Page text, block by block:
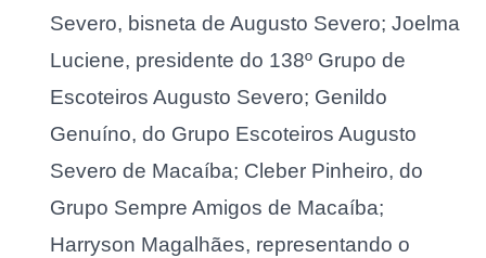
Severo, bisneta de Augusto Severo; Joelma
Luciene, presidente do 138º Grupo de
Escoteiros Augusto Severo; Genildo
Genuíno, do Grupo Escoteiros Augusto
Severo de Macaíba; Cleber Pinheiro, do
Grupo Sempre Amigos de Macaíba;
Harryson Magalhães, representando o